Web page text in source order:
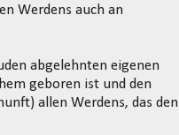
Werdens auch an
abgelehnten eigenen
geboren ist und den
allen Werdens, das den